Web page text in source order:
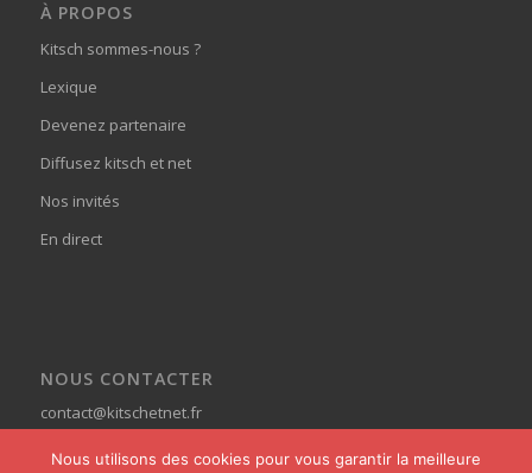
À PROPOS
Kitsch sommes-nous ?
Lexique
Devenez partenaire
Diffusez kitsch et net
Nos invités
En direct
NOUS CONTACTER
contact@kitschetnet.fr
Nous utilisons des cookies pour vous garantir la meilleure